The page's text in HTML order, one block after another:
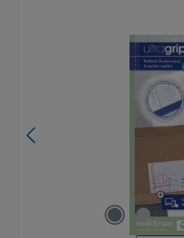
Afbeeldingengalerij overslaan